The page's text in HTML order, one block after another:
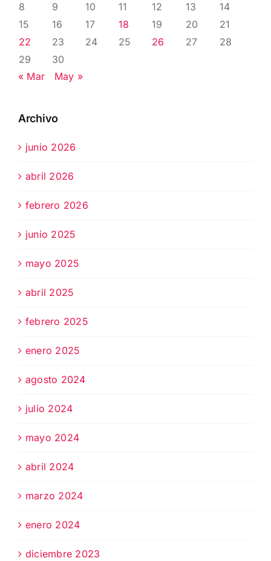
8
9 10 11 12 13
14
15
16 17 18 19 20
21
22
23 24 25 26 27
28
29
30
« Mar
May »
Archivo
junio 2026
abril 2026
febrero 2026
junio 2025
mayo 2025
abril 2025
febrero 2025
enero 2025
agosto 2024
julio 2024
mayo 2024
abril 2024
marzo 2024
enero 2024
diciembre 2023